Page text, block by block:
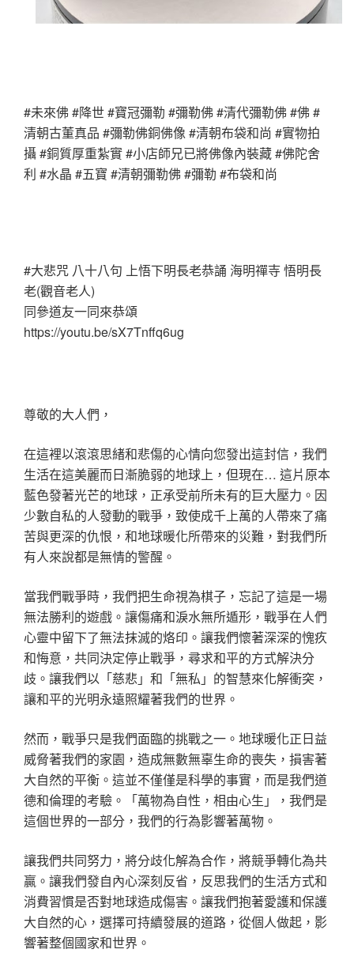
#未來佛 #降世 #寶冠彌勒 #彌勒佛 #清代彌勒佛 #佛 #
清朝古董真品 #彌勒佛銅佛像 #清朝布袋和尚 #實物拍
攝 #銅質厚重紮實 #小店師兄已將佛像內裝藏 #佛陀舍
利 #水晶 #五寶 #清朝彌勒佛 #彌勒 #布袋和尚
#大悲咒 八十八句 上悟下明長老恭誦 海明禪寺 悟明長
老(觀音老人)
同參道友一同來恭頌
https://youtu.be/sX7Tnffq6ug
尊敬的大人們，
在這裡以滾滾思緒和悲傷的心情向您發出這封信，我們
生活在這美麗而日漸脆弱的地球上，但現在… 這片原本
藍色發著光芒的地球，正承受前所未有的巨大壓力。因
少數自私的人發動的戰爭，致使成千上萬的人帶來了痛
苦與更深的仇恨，和地球暖化所帶來的災難，對我們所
有人來說都是無情的警醒。
當我們戰爭時，我們把生命視為棋子，忘記了這是一場
無法勝利的遊戲。讓傷痛和淚水無所遁形，戰爭在人們
心靈中留下了無法抹滅的烙印。讓我們懷著深深的愧疚
和悔意，共同決定停止戰爭，尋求和平的方式解決分
歧。讓我們以「慈悲」和「無私」的智慧來化解衝突，
讓和平的光明永遠照耀著我們的世界。
然而，戰爭只是我們面臨的挑戰之一。地球暖化正日益
威脅著我們的家園，造成無數無辜生命的喪失，損害著
大自然的平衡。這並不僅僅是科學的事實，而是我們道
德和倫理的考驗。「萬物為自性，相由心生」，我們是
這個世界的一部分，我們的行為影響著萬物。
讓我們共同努力，將分歧化解為合作，將競爭轉化為共
贏。讓我們發自內心深刻反省，反思我們的生活方式和
消費習慣是否對地球造成傷害。讓我們抱著愛護和保護
大自然的心，選擇可持續發展的道路，從個人做起，影
響著整個國家和世界。